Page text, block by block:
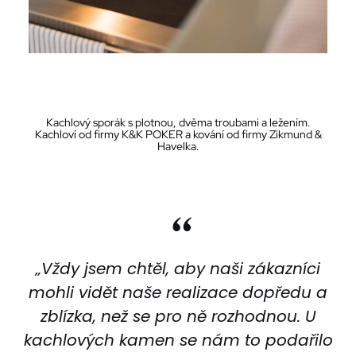
Kachlový sporák s plotnou, dvěma troubami a ležením.
Kachloví od firmy K&K POKER a kování od firmy Zikmund &
Havelka.
“
„Vždy jsem chtěl, aby naši zákazníci
mohli vidět naše realizace dopředu a
zblízka, než se pro ně rozhodnou. U
kachlových kamen se nám to podařilo